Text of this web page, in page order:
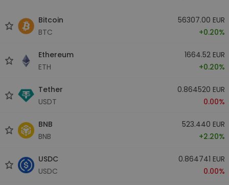
Bitcoin
BTC
56307.00 EUR
+0.20%
Ethereum
ETH
1664.52 EUR
+0.20%
Tether
USDT
0.864520 EUR
0.00%
BNB
BNB
523.440 EUR
+2.20%
USDC
USDC
0.864741 EUR
0.00%